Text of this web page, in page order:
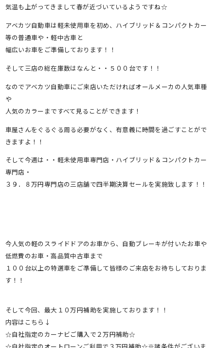
気温も上がってきまして春が近づいているようですね☆
アベカツ自動車は軽未使用車を初め、ハイブリッド＆コンパクトカー
等の普通車や・軽中古車と
幅広いお車をご準備しております！！
そして三店の総在庫数はなんと・・５００台です！！
なのでアベカツ自動車にご来店いただければオールメーカの人気車種
や
人気のカラーまですべて見ることができます！
車屋さんをぐるぐる周る必要がなく、有意義に時間を過ごすことがで
きますよ！！
そして今週は・・軽未使用車専門店・ハイブリッド＆コンパクトカー
専門店・
３９．８万円専門店の三店舗で四半期決算セールを実施致します！！
今人気の軽のスライドドアのお車から、自動ブレーキが付いたお車や
低燃費のお車・高品質中古車まで
１００台以上の特選車をご準備して皆様のご来店をお待ちしておりま
す！！
そして今回、最大１０万円補助を実施しております！！
内容はこちら↓
☆自社指定のカーナビご購入で２万円補助☆